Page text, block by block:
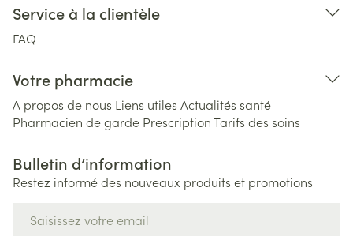
Service à la clientèle
FAQ
Votre pharmacie
A propos de nous Liens utiles Actualités santé
Pharmacien de garde PrescriptionTarifs des soins
Bulletin d’information
Restez informé des nouveaux produits et promotions